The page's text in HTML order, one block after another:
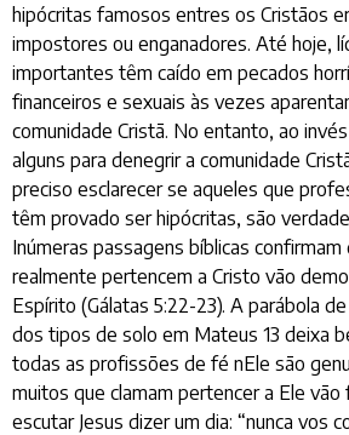
hipócritas famosos entres os Cristãos
impostores ou enganadores. Até hoje,
importantes têm caído em pecados
financeiros e sexuais às vezes
comunidade Cristã. No entanto, ao
alguns para denegrir a comunidade
preciso esclarecer se aqueles que
têm provado ser hipócritas, são
Inúmeras passagens bíblicas
realmente pertencem a Cristo vão
Espírito (Gálatas 5:22-23). A parábola
dos tipos de solo em Mateus 13 deixa
todas as profissões de fé nEle são
muitos que clamam pertencer a Ele vão
escutar Jesus dizer um dia: “nunca vos